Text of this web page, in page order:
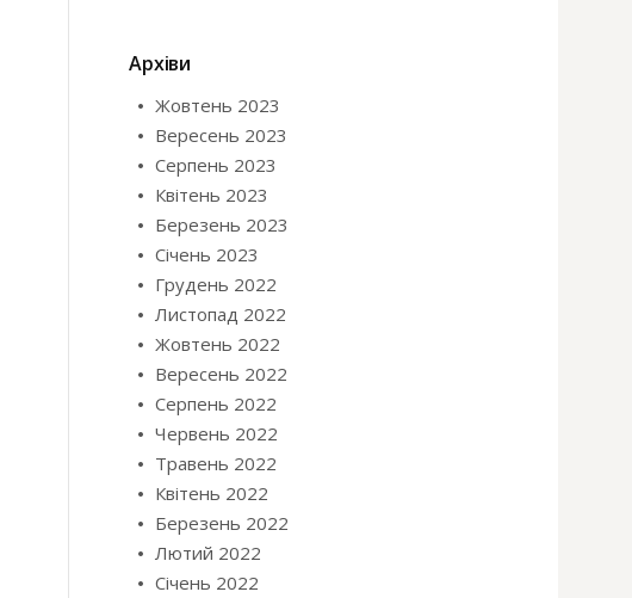
Архіви
Жовтень 2023
Вересень 2023
Серпень 2023
Квітень 2023
Березень 2023
Січень 2023
Грудень 2022
Листопад 2022
Жовтень 2022
Вересень 2022
Серпень 2022
Червень 2022
Травень 2022
Квітень 2022
Березень 2022
Лютий 2022
Січень 2022